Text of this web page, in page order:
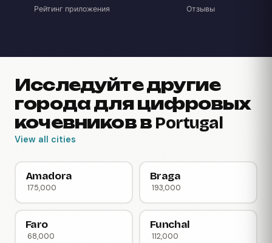
Рейтинг приложения Отзывы
Исследуйте другие
города для цифровых
кочевников в Portugal
View all cities
Amadora
175,000
Braga
193,000
Faro
68,000
Funchal
112,000